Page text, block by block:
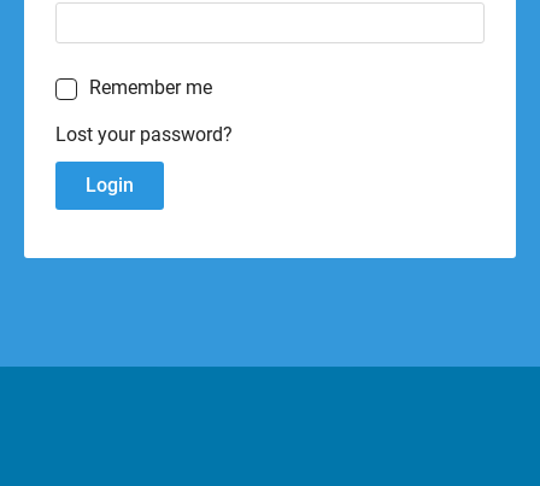
Remember me
Lost your password?